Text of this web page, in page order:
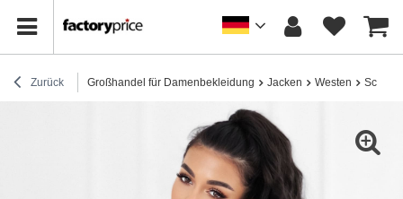
Zurück Großhandel für Damenbekleidung Jacken Westen